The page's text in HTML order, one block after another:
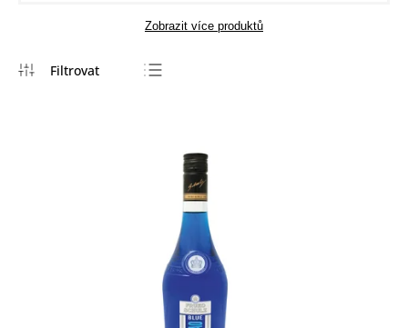
Zobrazit více produktů
Nejprodávanější
Abecedně